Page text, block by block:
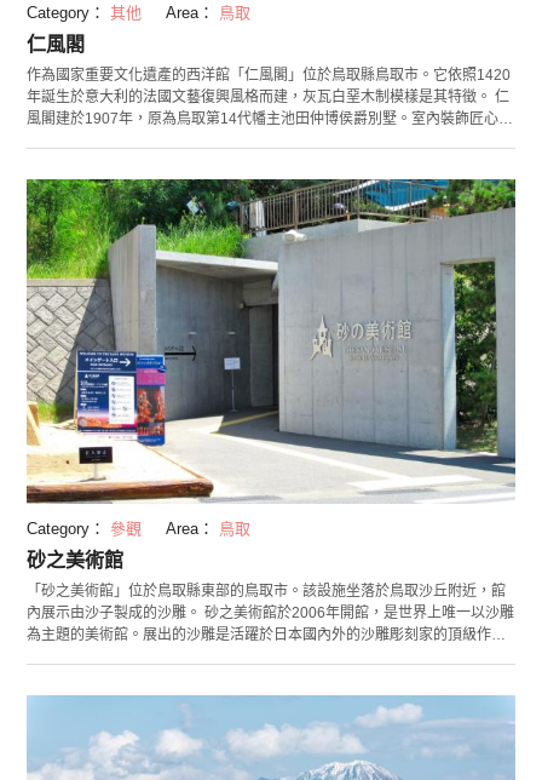
Category： 其他 Area： 鳥取
仁風閣
作為國家重要文化遺產的西洋館「仁風閣」位於鳥取縣鳥取市。它依照1420
年誕生於意大利的法國文藝復興風格而建，灰瓦白堊木制模樣是其特徵。 仁
風閣建於1907年，原為鳥取第14代幡主池田仲博侯爵別墅。室內裝飾匠心獨
領略仁風閣的建築之美還能欣賞各季花草的自然之美是這裡的一大魅力。
Category： 參觀 Area： 鳥取
砂之美術館
「砂之美術館」位於鳥取縣東部的鳥取市。該設施坐落於鳥取沙丘附近，館
內展示由沙子製成的沙雕。 砂之美術館於2006年開館，是世界上唯一以沙雕
為主題的美術館。展出的沙雕是活躍於日本國內外的沙雕彫刻家的頂級作
施內的無障礙貼心設計，使輪椅和嬰兒車也可方便出入，享受參觀的樂趣。
砂之美術館定期舉辦活動。尤其是可製作沙雕的迷你沙雕體驗尤為新奇，深
受兒童喜愛。